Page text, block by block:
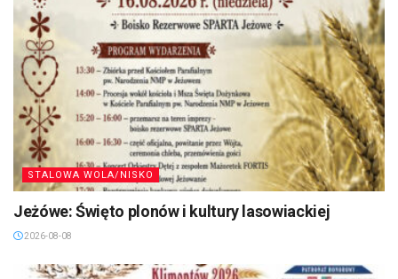
STALOWA WOLA/NISKO
Jeżówe: Święto plonów i kultury lasowiackiej
2026-08-08